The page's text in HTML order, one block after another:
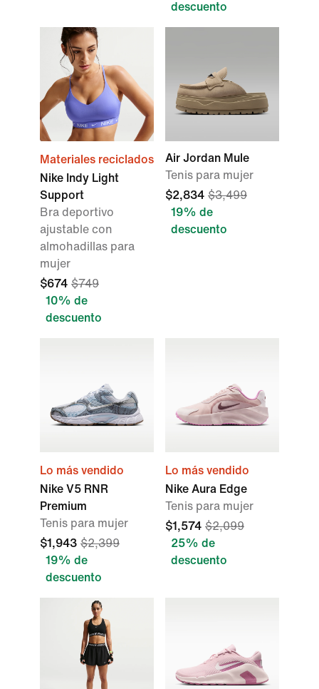
descuento
Materiales reciclados
Nike Indy Light
Support
Bra deportivo
ajustable con
almohadillas para
mujer
$674 $749
10% de
descuento
Air Jordan Mule
Tenis para mujer
$2,834 $3,499
19% de
descuento
Lo más vendido
Nike V5 RNR
Premium
Tenis para mujer
$1,943 $2,399
19% de
descuento
Lo más vendido
Nike Aura Edge
Tenis para mujer
$1,574 $2,099
25% de
descuento